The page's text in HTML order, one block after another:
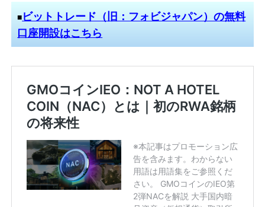
■ビットトレード（旧：フォビジャパン）の無料
口座開設はこちら